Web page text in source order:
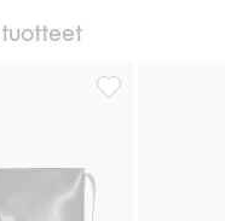
tuotteet